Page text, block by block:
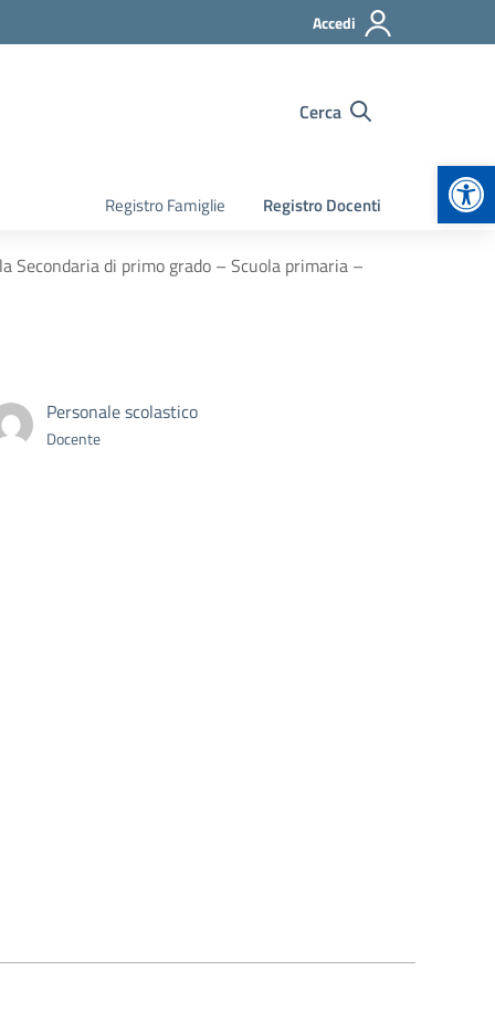
Accedi
Cerca
Registro Famiglie Registro Docenti
Secondaria di primo grado – Scuola primaria –
Personale scolastico
Docente